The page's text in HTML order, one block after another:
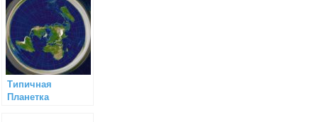
Типичная
Планетка